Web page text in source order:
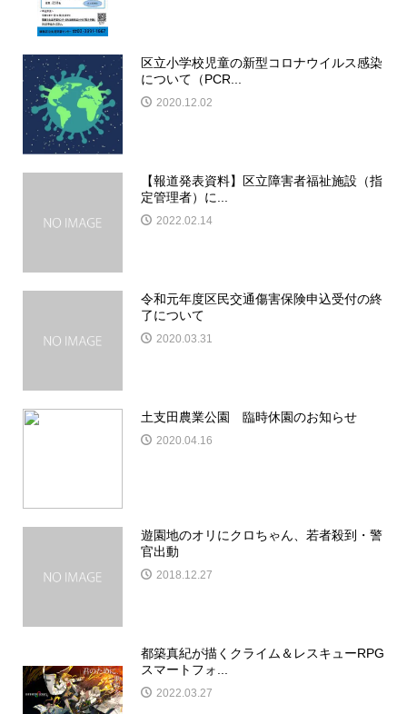
区立小学校児童の新型コロナウイルス感染
について（PCR...
2020.12.02
【報道発表資料】区立障害者福祉施設（指
定管理者）に...
2022.02.14
令和元年度区民交通傷害保険申込受付の終
了について
2020.03.31
土支田農業公園 臨時休園のお知らせ
2020.04.16
遊園地のオリにクロちゃん、若者殺到・警
官出動
2018.12.27
都築真紀が描くクライム＆レスキューRPG
スマートフォ...
2022.03.27